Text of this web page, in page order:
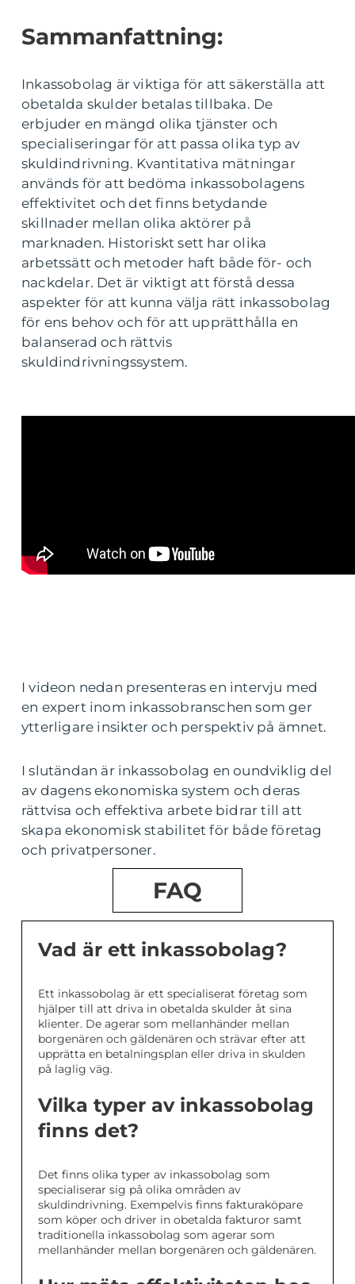
Sammanfattning:
Inkassobolag är viktiga för att säkerställa att
obetalda skulder betalas tillbaka. De
erbjuder en mängd olika tjänster och
specialiseringar för att passa olika typ av
skuldindrivning. Kvantitativa mätningar
används för att bedöma inkassobolagens
effektivitet och det finns betydande
skillnader mellan olika aktörer på
marknaden. Historiskt sett har olika
arbetssätt och metoder haft både för- och
nackdelar. Det är viktigt att förstå dessa
aspekter för att kunna välja rätt inkassobolag
för ens behov och för att upprätthålla en
balanserad och rättvis
skuldindrivningssystem.
I videon nedan presenteras en intervju med
en expert inom inkassobranschen som ger
ytterligare insikter och perspektiv på ämnet.
I slutändan är inkassobolag en oundviklig del
av dagens ekonomiska system och deras
rättvisa och effektiva arbete bidrar till att
skapa ekonomisk stabilitet för både företag
och privatpersoner.
FAQ
Vad är ett inkassobolag?
Ett inkassobolag är ett specialiserat företag som
hjälper till att driva in obetalda skulder åt sina
klienter. De agerar som mellanhänder mellan
borgenären och gäldenären och strävar efter att
upprätta en betalningsplan eller driva in skulden
på laglig väg.
Vilka typer av inkassobolag
finns det?
Det finns olika typer av inkassobolag som
specialiserar sig på olika områden av
skuldindrivning. Exempelvis finns fakturaköpare
som köper och driver in obetalda fakturor samt
traditionella inkassobolag som agerar som
mellanhänder mellan borgenären och gäldenären.